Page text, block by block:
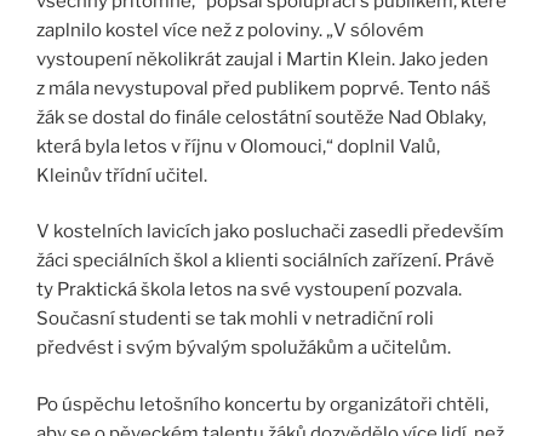
zaplnilo kostel více než z poloviny. „V sólovém
vystoupení několikrát zaujal i Martin Klein. Jako jeden
z mála nevystupoval před publikem poprvé. Tento náš
žák se dostal do finále celostátní soutěže Nad Oblaky,
která byla letos v říjnu v Olomouci,“ doplnil Valů,
Kleinův třídní učitel.
V kostelních lavicích jako posluchači zasedli především
žáci speciálních škol a klienti sociálních zařízení. Právě
ty Praktická škola letos na své vystoupení pozvala.
Současní studenti se tak mohli v netradiční roli
předvést i svým bývalým spolužákům a učitelům.
Po úspěchu letošního koncertu by organizátoři chtěli,